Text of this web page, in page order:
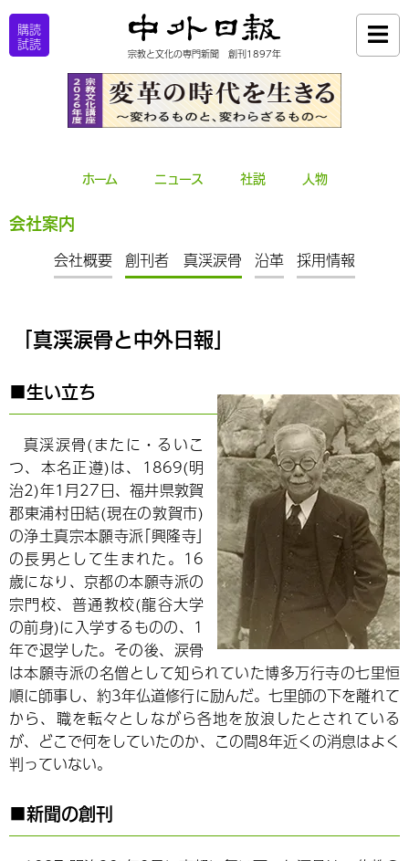
購読
試読
宗教と文化の専門新聞 創刊1897年
ホーム ニュース 社説 人物
会社案内
会社概要 創刊者 真渓涙骨 沿革 採用情報
｢真渓涙骨と中外日報｣
■生い立ち
真渓涙骨(またに・るいこ
つ、本名正遵)は、1869(明
治2)年1月27日、福井県敦賀
郡東浦村田結(現在の敦賀市)
の浄土真宗本願寺派｢興隆寺｣
の長男として生まれた。16
歳になり、京都の本願寺派の
宗門校、普通教校(龍谷大学
の前身)に入学するものの、1
年で退学した。その後、涙骨
は本願寺派の名僧として知られていた博多万行寺の七里恒
順に師事し、約3年仏道修行に励んだ。七里師の下を離れて
から、職を転々としながら各地を放浪したとされている
が、どこで何をしていたのか、この間8年近くの消息はよく
判っていない。
■新聞の創刊